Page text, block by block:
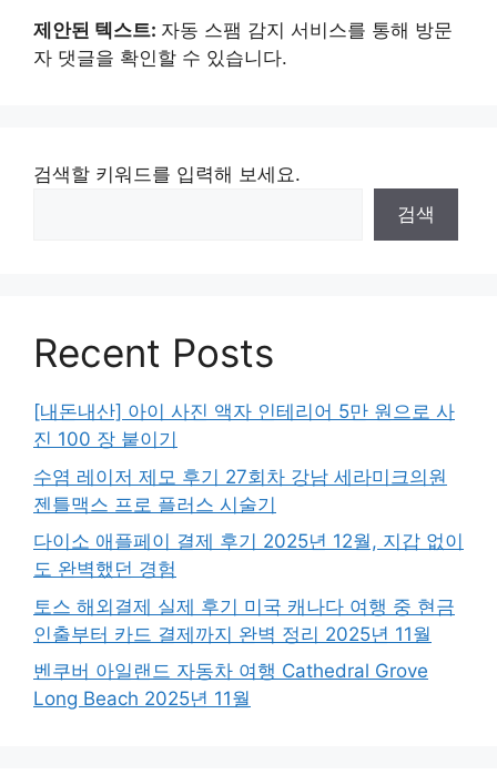
제안된 텍스트: 자동 스팸 감지 서비스를 통해 방문
자 댓글을 확인할 수 있습니다.
검색할 키워드를 입력해 보세요.
검색
Recent Posts
[내돈내산] 아이 사진 액자 인테리어 5만 원으로 사
진 100 장 붙이기
수염 레이저 제모 후기 27회차 강남 세라미크의원
젠틀맥스 프로 플러스 시술기
다이소 애플페이 결제 후기 2025년 12월, 지갑 없이
도 완벽했던 경험
토스 해외결제 실제 후기 미국 캐나다 여행 중 현금
인출부터 카드 결제까지 완벽 정리 2025년 11월
벤쿠버 아일랜드 자동차 여행 Cathedral Grove
Long Beach 2025년 11월